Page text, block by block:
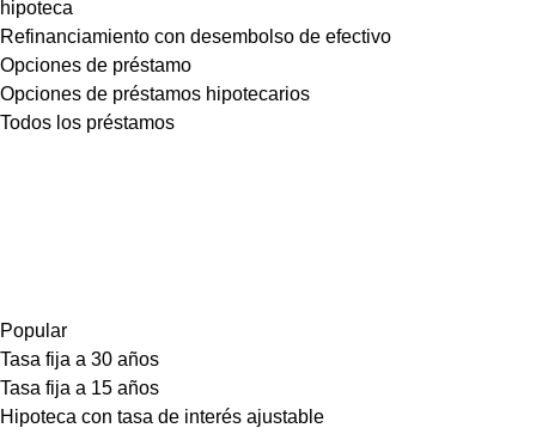
hipoteca
Refinanciamiento con desembolso de efectivo
Opciones de préstamo
Opciones de préstamos hipotecarios
Todos los préstamos
Popular
Tasa fija a 30 años
Tasa fija a 15 años
Hipoteca con tasa de interés ajustable